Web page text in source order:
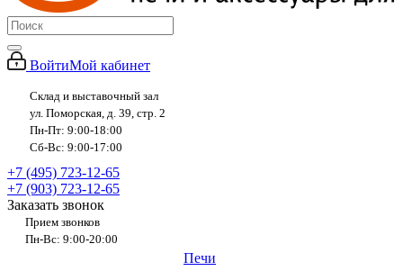
ВойтиМой кабинет
Склад и выставочный зал
ул. Поморская, д. 39, стр. 2
Пн-Пт: 9:00-18:00
Сб-Вс: 9:00-17:00
+7 (495) 723-12-65
+7 (903) 723-12-65
Заказать звонок
Прием звонков
Пн-Вс: 9:00-20:00
Печи